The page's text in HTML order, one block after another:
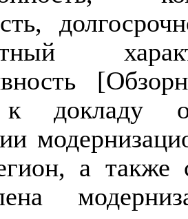
к докладу
а